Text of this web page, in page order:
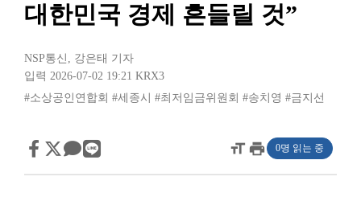
대한민국 경제 흔들릴 것”
NSP통신 , 강은태 기자
입력 2026-07-02 19:21 KRX3
#소상공인연합회 #세종시 #최저임금위원회 #송치영 #금지선
format_sizeprint 0명 읽는 중